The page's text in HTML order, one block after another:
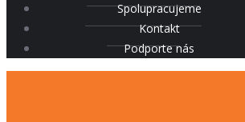
Spolupracujeme
Kontakt
Podporte nás